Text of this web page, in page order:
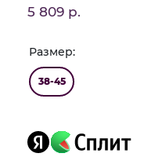
5 809 р.
Размер:
38-45